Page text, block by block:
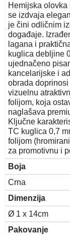
Hemijska
se izdvaja
je čini odličnim
događaje.
lagana i
kuglica debljine
ujednačeno
kancelarijske i
obrada
vizuelnu
folijom, koja
naglašava
Ključne
TC kuglica 0,7
folijom
za promotivnu i
Boja
Crna
Dimenzija
Ø 1 x 14cm
Pakovanje